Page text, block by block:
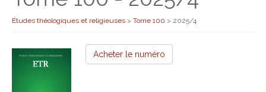
Études théologiques et religieuses > Tome 100 > 2025/4
Acheter le numéro